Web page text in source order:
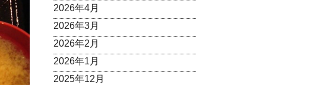
2026年4月
2026年3月
2026年2月
2026年1月
2025年12月